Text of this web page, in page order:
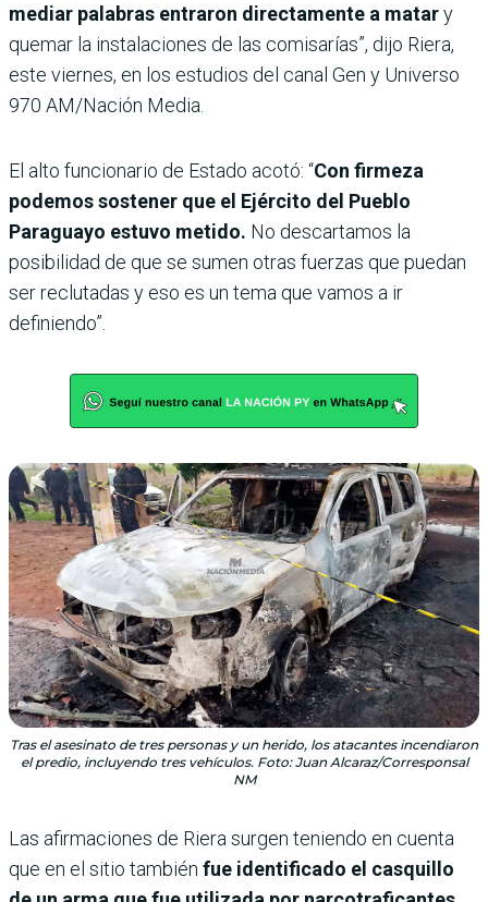
mediar palabras entraron directamente a matary
quemar la instalaciones de las comisarías”, dijo Riera,
este viernes, en los estudios del canal Gen y Universo
970 AM/Nación Media.
El alto funcionario de Estado acotó: “Con firmeza
podemos sostener que el Ejército del Pueblo
Paraguayo estuvo metido. No descartamos la
posibilidad de que se sumen otras fuerzas que puedan
ser reclutadas y eso es un tema que vamos a ir
definiendo”.
Tras el asesinato de tres personas y un herido, los atacantes incendiaron
el predio, incluyendo tres vehículos. Foto: Juan Alcaraz/Corresponsal
NM
Las afirmaciones de Riera surgen teniendo en cuenta
que en el sitio también fue identificado el casquillo